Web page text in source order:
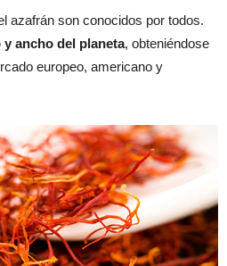
azafrán son conocidos por todos.
ancho del planeta, obteniéndose
europeo, americano y